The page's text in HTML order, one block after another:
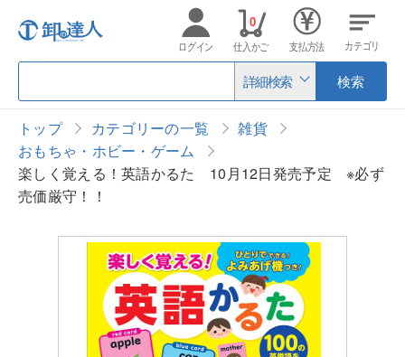
詳細検索 検索
ログイン 仕入かご
0
支払方法 カテゴリ
トップ カテゴリーの一覧
雑貨
おもちゃ・ホビー・ゲーム
楽しく覚える！英語かるた 10月12日発売予定 ※必ず
売価厳守！！